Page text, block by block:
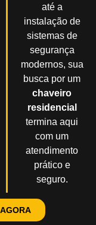
até a
instalação de
sistemas de
segurança
modernos, sua
busca por um
chaveiro
residencial
termina aqui
com um
atendimento
prático e
seguro.